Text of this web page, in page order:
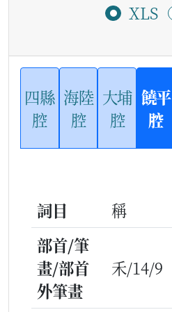
XLS
四縣
腔
海陸
腔
大埔
腔
饒平
腔
詞目
稱
部首/筆
畫/部首
外筆畫
禾/14/9